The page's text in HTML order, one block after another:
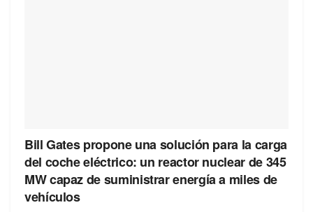
Bill Gates propone una solución para la carga
del coche eléctrico: un reactor nuclear de 345
MW capaz de suministrar energía a miles de
vehículos